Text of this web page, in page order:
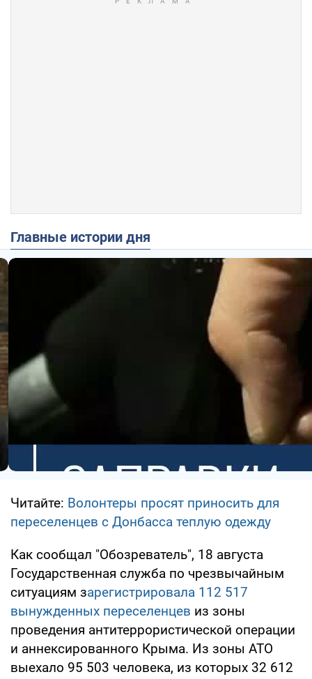
Главные истории дня
Читайте: Волонтеры просят приносить для
переселенцев с Донбасса теплую одежду
Как сообщал "Обозреватель", 18 августа
Государственная служба по чрезвычайным
ситуациям зарегистрировала 112 517
вынужденных переселенцев из зоны
проведения антитеррористической операции
и аннексированного Крыма. Из зоны АТО
выехало 95 503 человека, из которых 32 612